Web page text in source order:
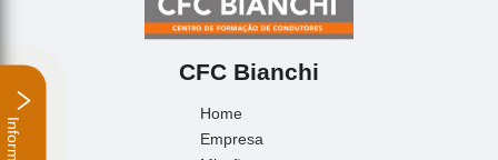
CFC Bianchi
Home
Empresa